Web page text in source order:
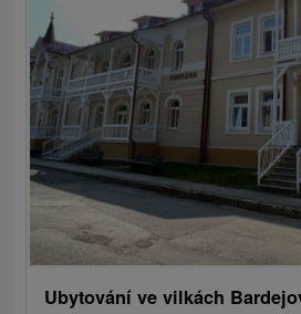
Ubytování ve vilkách